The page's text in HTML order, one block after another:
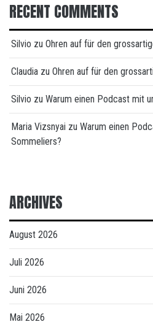
RECENT COMMENTS
Silvio zu Ohren auf für den
Claudia zu Ohren auf für den
Silvio zu Warum einen Podcast mit
Maria Vizsnyai zu Warum einen
Sommeliers?
ARCHIVES
August 2026
Juli 2026
Juni 2026
Mai 2026